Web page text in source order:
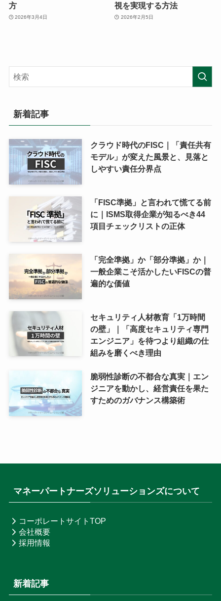
方
2026年3月4日
視を実現する方法
2026年2月5日
新着記事
クラウド時代のFISC｜「責任共有
モデル」が変えた風景と、見落と
しやすい責任分界点
「FISC準拠」と言われて慌てる前
に｜ISMS取得企業が知るべき44
項目チェックリストの正体
「完全準拠」か「部分準拠」か｜
一般企業こそ活かしたいFISCの普
遍的な価値
セキュリティ人材教育「1万時間
の壁」｜「高度セキュリティ専門
エンジニア」を待つより組織の仕
組みを磨くべき理由
脆弱性診断の不都合な真実｜エン
ジニアを動かし、経営責任を果た
すためのガバナンス構築術
マネーパートナーズソリューションズについて
コーポレートサイトTOP
会社概要
採用情報
新着記事